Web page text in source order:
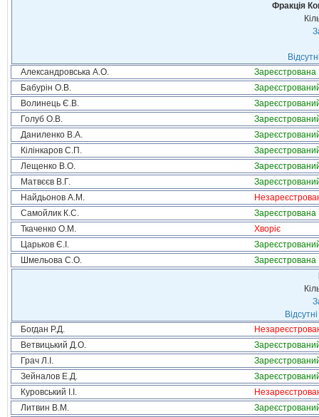
Фракція
Александровська А.О.
Зареєстрована
Бабурін О.В.
Волинець Є.В.
Голуб О.В.
Даниленко В.А.
Кілінкаров С.П.
Лещенко В.О.
Матвєєв В.Г.
Найдьонов А.М.
Самойлик К.С.
Зареєстрована
Ткаченко О.М.
Хворіє
Царьков Є.І.
Шмельова С.О.
Зареєстрована
Богдан Р.Д.
Ветвицький Д.О.
Грач Л.І.
Зейналов Е.Д.
Куровський І.І.
Литвин В.М.